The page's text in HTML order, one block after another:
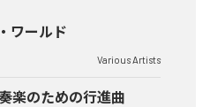
ワールド
Various Artists
楽のための行進曲